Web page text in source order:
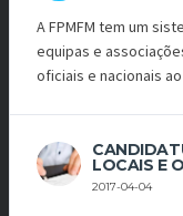
A FPMFM tem um
equipas e
oficiais e nacionais
LOCAIS E
2017-04-04